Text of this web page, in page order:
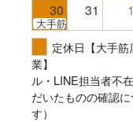
30 31 1
大手筋
定休日【大手
業】
ル・LINE担当者不
だいたものの確認
す）